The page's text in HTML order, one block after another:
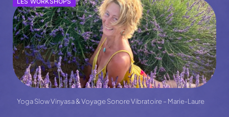
Yoga Slow Vinyasa & Voyage Sonore Vibratoire – Marie-Laure